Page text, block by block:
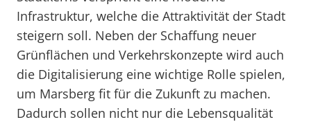
Infrastruktur, welche die Attraktivität der Stadt
steigern soll. Neben der Schaffung neuer
Grünflächen und Verkehrskonzepte wird auch
die Digitalisierung eine wichtige Rolle spielen,
um Marsberg fit für die Zukunft zu machen.
Dadurch sollen nicht nur die Lebensqualität